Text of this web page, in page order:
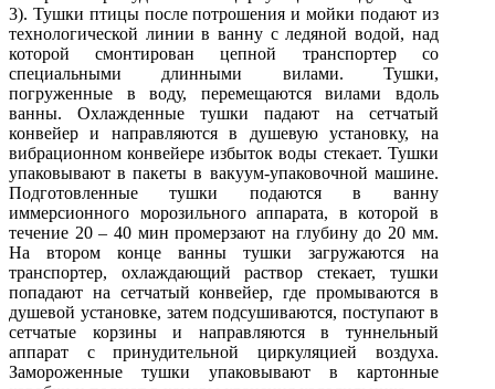
3). Тушки птицы после потрошения и мойки подают из
технологической линии в ванну с ледяной водой, над
которой смонтирован цепной транспортер со
специальными длинными вилами. Тушки,
погруженные в воду, перемещаются вилами вдоль
ванны. Охлажденные тушки падают на сетчатый
конвейер и направляются в душевую установку, на
вибрационном конвейере избыток воды стекает. Тушки
упаковывают в пакеты в вакуум-упаковочной машине.
Подготовленные тушки подаются в ванну
иммерсионного морозильного аппарата, в которой в
течение 20 – 40 мин промерзают на глубину до 20 мм.
На втором конце ванны тушки загружаются на
транспортер, охлаждающий раствор стекает, тушки
попадают на сетчатый конвейер, где промываются в
душевой установке, затем подсушиваются, поступают в
сетчатые корзины и направляются в туннельный
аппарат с принудительной циркуляцией воздуха.
Замороженные тушки упаковывают в картонные